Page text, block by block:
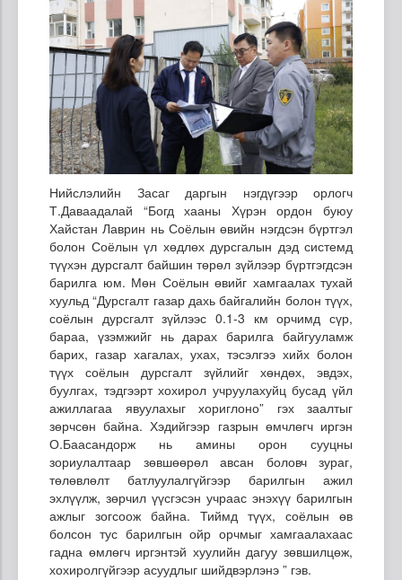
Нийслэлийн Засаг даргын нэгдүгээр орлогч
Т.Даваадалай “Богд хааны Хүрэн ордон буюу
Хайстан Лаврин нь Соёлын өвийн нэгдсэн бүртгэл
болон Соёлын үл хөдлөх дурсгалын дэд системд
түүхэн дурсгалт байшин төрөл зүйлээр бүртгэгдсэн
барилга юм. Мөн Соёлын өвийг хамгаалах тухай
хуульд “Дурсгалт газар дахь байгалийн болон түүх,
соёлын дурсгалт зүйлээс 0.1-3 км орчимд сүр,
бараа, үзэмжийг нь дарах барилга байгууламж
барих, газар хагалах, ухах, тэсэлгээ хийх болон
түүх соёлын дурсгалт зүйлийг хөндөх, эвдэх,
буулгах, тэдгээрт хохирол учруулахуйц бусад үйл
ажиллагаа явуулахыг хориглоно” гэх заалтыг
зөрчсөн байна. Хэдийгээр газрын өмчлөгч иргэн
О.Баасандорж нь амины орон сууцны
зориулалтаар зөвшөөрөл авсан боловч зураг,
төлөвлөлт батлуулалгүйгээр барилгын ажил
эхлүүлж, зөрчил үүсгэсэн учраас энэхүү барилгын
ажлыг зогсоож байна. Тиймд түүх, соёлын өв
болсон тус барилгын ойр орчмыг хамгаалахаас
гадна өмлөгч иргэнтэй хуулийн дагуу зөвшилцөж,
хохиролгүйгээр асуудлыг шийдвэрлэнэ ” гэв.